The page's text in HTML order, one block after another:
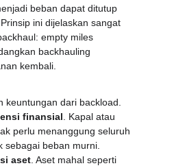
beban dapat ditutup
ini dijelaskan sangat
empty miles
backhauling
kembali.
keuntungan dari backload.
finansial . Kapal atau
perlu menanggung seluruh
sebagai beban murni.
aset . Aset mahal seperti